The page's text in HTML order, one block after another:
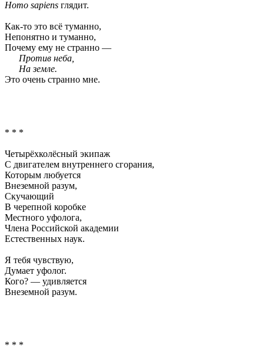
Homo sapiens глядит.
Как-то это всё туманно,
Непонятно и туманно,
Почему ему не странно —
Против неба,
На земле.
Это очень странно мне.
* * *
Четырёхколёсный экипаж
С двигателем внутреннего сгорания,
Которым любуется
Внеземной разум,
Скучающий
В черепной коробке
Местного уфолога,
Члена Российской академии
Естественных наук.
Я тебя чувствую,
Думает уфолог.
Кого? — удивляется
Внеземной разум.
* * *